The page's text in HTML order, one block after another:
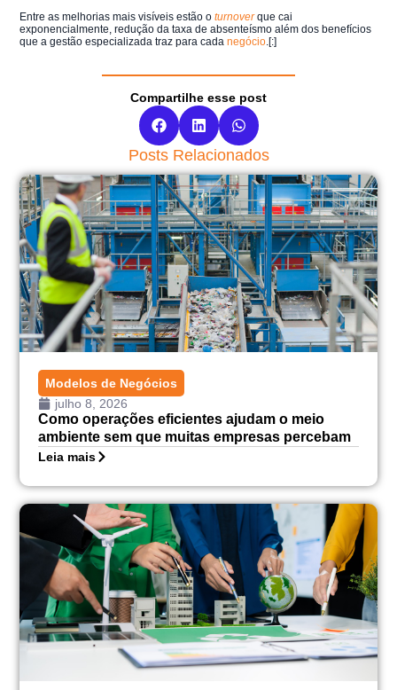
Entre as melhorias mais visíveis estão oturnover que cai
exponencialmente, redução da taxa de absenteísmo além dos benefícios
que a gestão especializada traz para cadanegócio.[:]
Compartilhe esse post
Posts Relacionados
Modelos de Negócios
julho 8, 2026
Como operações eficientes ajudam o meio
ambiente sem que muitas empresas percebam
Leia mais